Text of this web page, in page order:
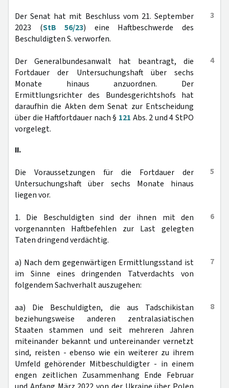
3
Der Senat hat mit Beschluss vom 21. September
2023 (StB 56/23) eine Haftbeschwerde des
Beschuldigten S. verworfen.
4
Der Generalbundesanwalt hat beantragt, die
Fortdauer der Untersuchungshaft über sechs
Monate hinaus anzuordnen. Der
Ermittlungsrichter des Bundesgerichtshofs hat
daraufhin die Akten dem Senat zur Entscheidung
über die Haftfortdauer nach § 121 Abs. 2 und 4 StPO
vorgelegt.
II.
5
Die Voraussetzungen für die Fortdauer der
Untersuchungshaft über sechs Monate hinaus
liegen vor.
6
1. Die Beschuldigten sind der ihnen mit den
vorgenannten Haftbefehlen zur Last gelegten
Taten dringend verdächtig.
7
a) Nach dem gegenwärtigen Ermittlungsstand ist
im Sinne eines dringenden Tatverdachts von
folgendem Sachverhalt auszugehen:
8
aa) Die Beschuldigten, die aus Tadschikistan
beziehungsweise anderen zentralasiatischen
Staaten stammen und seit mehreren Jahren
miteinander bekannt und untereinander vernetzt
sind, reisten - ebenso wie ein weiterer zu ihrem
Umfeld gehörender Mitbeschuldigter - in einem
engen zeitlichen Zusammenhang Ende Februar